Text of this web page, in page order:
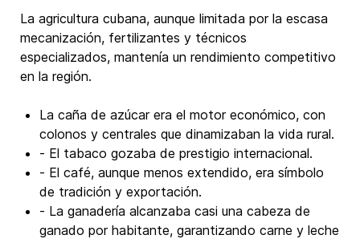
La agricultura cubana, aunque limitada por la escasa
mecanización, fertilizantes y técnicos
especializados, mantenía un rendimiento competitivo
en la región.
La caña de azúcar era el motor económico, con
colonos y centrales que dinamizaban la vida rural.
- El tabaco gozaba de prestigio internacional.
- El café, aunque menos extendido, era símbolo
de tradición y exportación.
- La ganadería alcanzaba casi una cabeza de
ganado por habitante, garantizando carne y leche